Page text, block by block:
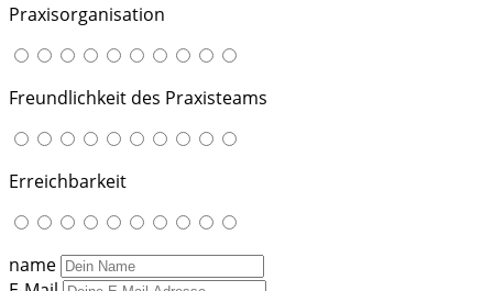
Praxisorganisation
Freundlichkeit des Praxisteams
Erreichbarkeit
name